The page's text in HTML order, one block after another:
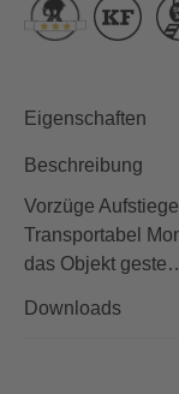
Eigenschaften
Beschreibung
Vorzüge
Transportabel
das Objekt
Downloads